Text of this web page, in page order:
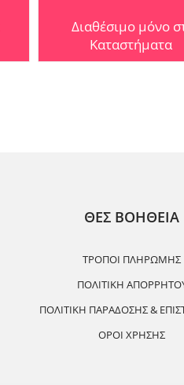
Διαθέσιμο μόνο
Καταστήματα
ΘΕΣ ΒΟΗΘΕΙΑ
ΤΡΟΠΟΙ ΠΛΗΡΩΜΗΣ
ΠΟΛΙΤΙΚΗ
ΠΟΛΙΤΙΚΗ ΠΑΡΑΔΟΣΗΣ &
ΟΡΟΙ ΧΡΗΣΗΣ